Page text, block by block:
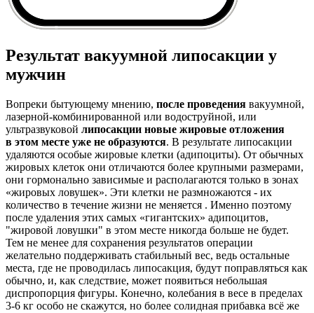
Результат вакуумной липосакции у
мужчин
Вопреки бытующему мнению, после проведения вакуумной,
лазерной-комбинированной или водоструйной, или
ультразвуковой липосакции новые жировые отложения
в этом месте уже не образуются. В результате липосакции
удаляются особые жировые клетки (адипоциты). От обычных
жировых клеток они отличаются более крупными размерами,
они гормонально зависимые и располагаются только в зонах
«жировых ловушек». Эти клетки не размножаются - их
количество в течение жизни не меняется . Именно поэтому
после удаления этих самых «гигантских» адипоцитов,
"жировой ловушки" в этом месте никогда больше не будет.
Тем не менее для сохранения результатов операции
желательно поддерживать стабильный вес, ведь остальные
места, где не проводилась липосакция, будут поправляться как
обычно, и, как следствие, может появиться небольшая
диспропорция фигуры. Конечно, колебания в весе в пределах
3-6 кг особо не скажутся, но более солидная прибавка всё же